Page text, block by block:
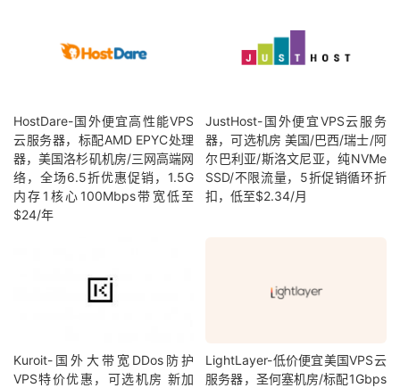
HostDare-国外便宜高性能VPS
云服务器，标配AMD EPYC处理
器，美国洛杉矶机房/三网高端网
络，全场6.5折优惠促销，1.5G
内存1核心100Mbps带宽低至
$24/年
JustHost-国外便宜VPS云服务
器，可选机房 美国/巴西/瑞士/阿
尔巴利亚/斯洛文尼亚，纯NVMe
SSD/不限流量，5折促销循环折
扣，低至$2.34/月
Kuroit-国外大带宽DDos防护
VPS特价优惠，可选机房 新加
LightLayer-低价便宜美国VPS云
服务器，圣何塞机房/标配1Gbps